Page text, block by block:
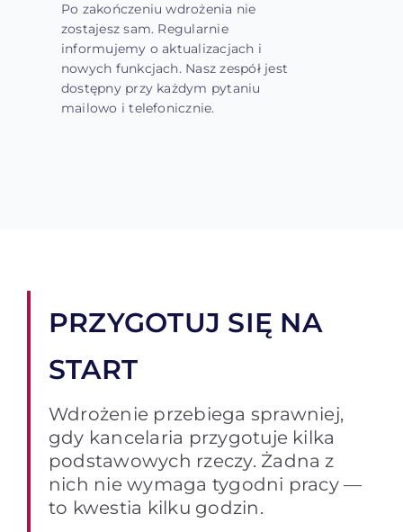
Po zakończeniu wdrożenia nie
zostajesz sam. Regularnie
informujemy o aktualizacjach i
nowych funkcjach. Nasz zespół jest
dostępny przy każdym pytaniu
mailowo i telefonicznie.
PRZYGOTUJ SIĘ NA
START
Wdrożenie przebiega sprawniej,
gdy kancelaria przygotuje kilka
podstawowych rzeczy. Żadna z
nich nie wymaga tygodni pracy —
to kwestia kilku godzin.